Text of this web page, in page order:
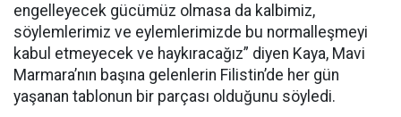
engelleyecek gücümüz olmasa da kalbimiz,
söylemlerimiz ve eylemlerimizde bu normalleşmeyi
kabul etmeyecek ve haykıracağız” diyen Kaya, Mavi
Marmara’nın başına gelenlerin Filistin’de her gün
yaşanan tablonun bir parçası olduğunu söyledi.